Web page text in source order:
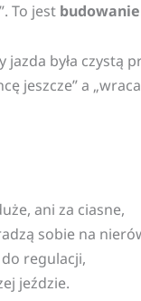
To jest
była czystą
jeszcze” a
ani za ciasne,
sobie na
regulacji,
jeździe.